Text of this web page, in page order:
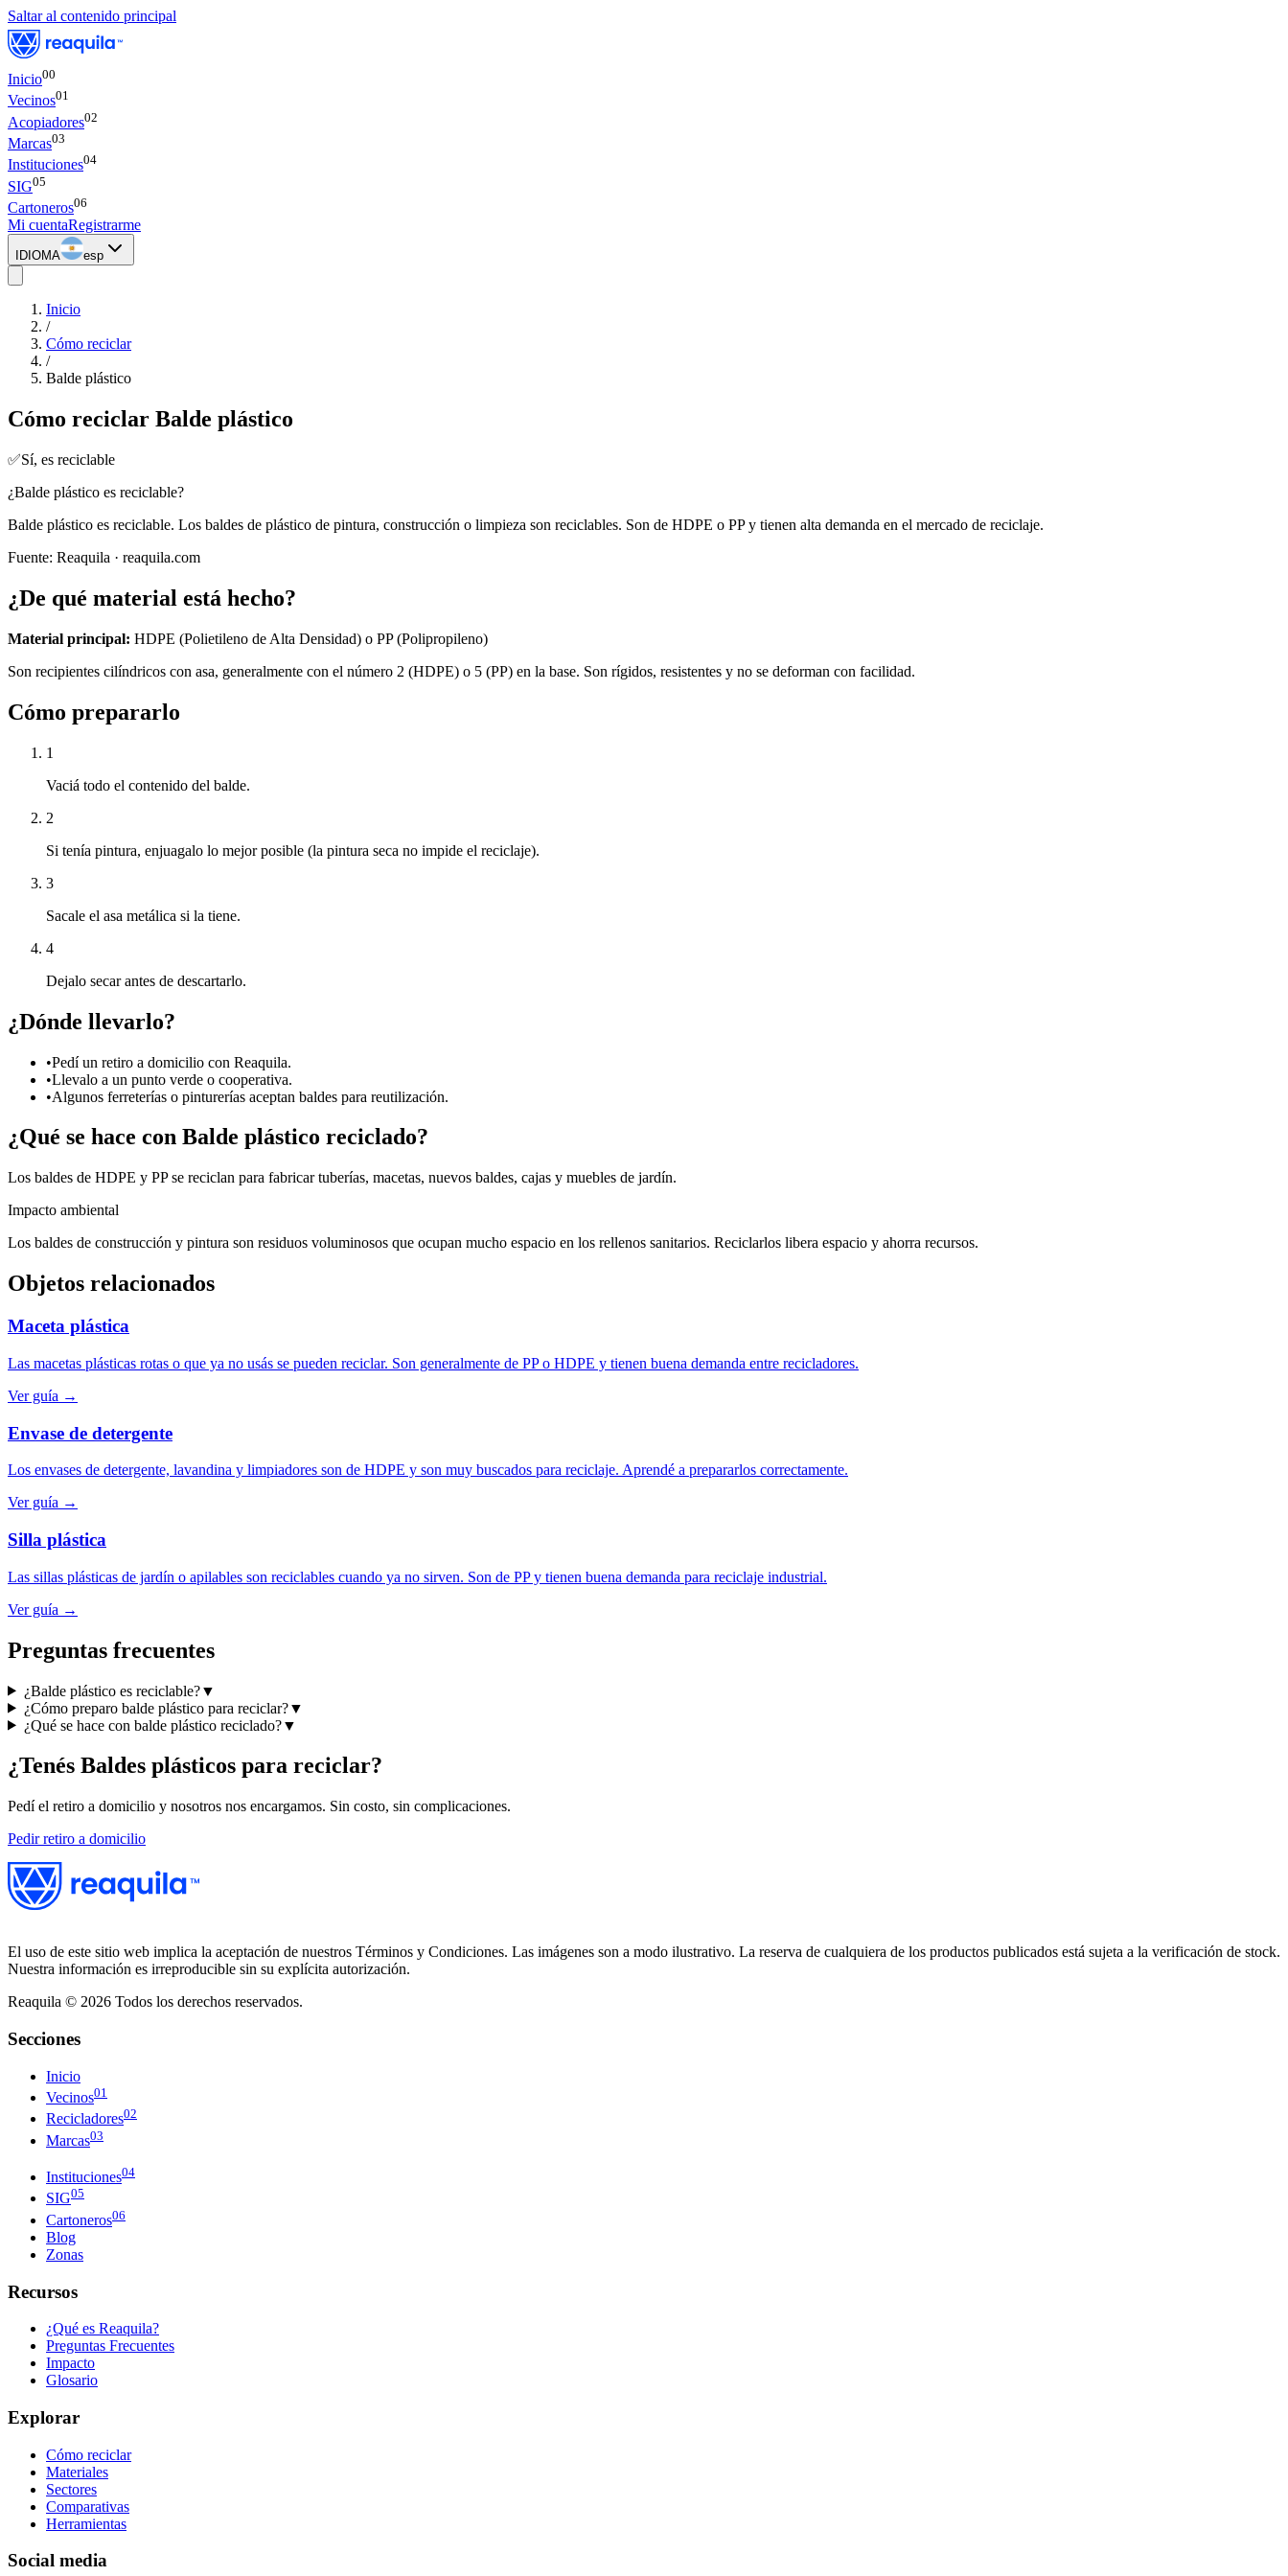
Saltar al contenido principal
Inicio00
Vecinos01
Acopiadores02
Marcas03
Instituciones04
SIG05
Cartoneros06
Mi cuentaRegistrarme
IDIOMA esp
Inicio
/
Cómo reciclar
/
Balde plástico
Cómo reciclar Balde plástico
✅Sí, es reciclable
¿Balde plástico es reciclable?
Balde plástico es reciclable. Los baldes de plástico de pintura, construcción o limpieza son reciclables. Son de HDPE o PP y tienen alta demanda en el mercado de reciclaje.
Fuente: Reaquila · reaquila.com
¿De qué material está hecho?
Material principal: HDPE (Polietileno de Alta Densidad) o PP (Polipropileno)
Son recipientes cilíndricos con asa, generalmente con el número 2 (HDPE) o 5 (PP) en la base. Son rígidos, resistentes y no se deforman con facilidad.
Cómo prepararlo
1
Vaciá todo el contenido del balde.
2
Si tenía pintura, enjuagalo lo mejor posible (la pintura seca no impide el reciclaje).
3
Sacale el asa metálica si la tiene.
4
Dejalo secar antes de descartarlo.
¿Dónde llevarlo?
•Pedí un retiro a domicilio con Reaquila.
•Llevalo a un punto verde o cooperativa.
•Algunos ferreterías o pinturerías aceptan baldes para reutilización.
¿Qué se hace con Balde plástico reciclado?
Los baldes de HDPE y PP se reciclan para fabricar tuberías, macetas, nuevos baldes, cajas y muebles de jardín.
Impacto ambiental
Los baldes de construcción y pintura son residuos voluminosos que ocupan mucho espacio en los rellenos sanitarios. Reciclarlos libera espacio y ahorra recursos.
Objetos relacionados
Maceta plástica
Las macetas plásticas rotas o que ya no usás se pueden reciclar. Son generalmente de PP o HDPE y tienen buena demanda entre recicladores.
Ver guía →
Envase de detergente
Los envases de detergente, lavandina y limpiadores son de HDPE y son muy buscados para reciclaje. Aprendé a prepararlos correctamente.
Ver guía →
Silla plástica
Las sillas plásticas de jardín o apilables son reciclables cuando ya no sirven. Son de PP y tienen buena demanda para reciclaje industrial.
Ver guía →
Preguntas frecuentes
¿Balde plástico es reciclable?▼
¿Cómo preparo balde plástico para reciclar?▼
¿Qué se hace con balde plástico reciclado?▼
¿Tenés Baldes plásticos para reciclar?
Pedí el retiro a domicilio y nosotros nos encargamos. Sin costo, sin complicaciones.
Pedir retiro a domicilio
El uso de este sitio web implica la aceptación de nuestros Términos y Condiciones. Las imágenes son a modo ilustrativo. La reserva de cualquiera de los productos publicados está sujeta a la verificación de stock.
Nuestra información es irreproducible sin su explícita autorización.
Reaquila © 2026 Todos los derechos reservados.
Secciones
Inicio
Vecinos01
Recicladores02
Marcas03
Instituciones04
SIG05
Cartoneros06
Blog
Zonas
Recursos
¿Qué es Reaquila?
Preguntas Frecuentes
Impacto
Glosario
Explorar
Cómo reciclar
Materiales
Sectores
Comparativas
Herramientas
Social media